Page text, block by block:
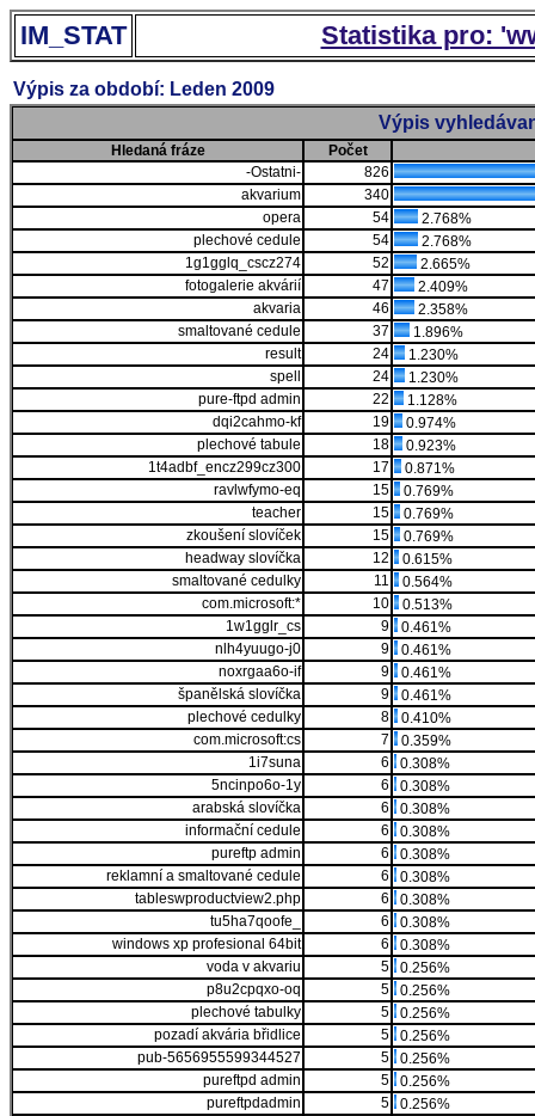
IM_STAT Statistika pro:
Výpis za období: Leden 2009
Výpis
Hledaná fráze
Počet
-Ostatni-
826
akvarium
340
opera
54
2.768%
plechové cedule
54
2.768%
1g1gglq_cscz274
52
2.665%
fotogalerie akvárií
47
2.409%
akvaria
46
2.358%
smaltované cedule
37
1.896%
result
24
1.230%
spell
24
1.230%
pure-ftpd admin
22
1.128%
dqi2cahmo-kf
19
0.974%
plechové tabule
18
0.923%
1t4adbf_encz299cz300
17
0.871%
ravlwfymo-eq
15
0.769%
teacher
15
0.769%
zkoušení slovíček
15
0.769%
headway slovíčka
12
0.615%
smaltované cedulky
11
0.564%
com.microsoft:*
10
0.513%
1w1gglr_cs
9
0.461%
nlh4yuugo-j0
9
0.461%
noxrgaa6o-if
9
0.461%
španělská slovíčka
9
0.461%
plechové cedulky
8
0.410%
com.microsoft:cs
7
0.359%
1i7suna
6
0.308%
5ncinpo6o-1y
6
0.308%
arabská slovíčka
6
0.308%
informační cedule
6
0.308%
pureftp admin
6
0.308%
reklamní a smaltované cedule
6
0.308%
tableswproductview2.php
6
0.308%
tu5ha7qoofe_
6
0.308%
windows xp profesional 64bit
6
0.308%
voda v akvariu
5
0.256%
p8u2cpqxo-oq
5
0.256%
plechové tabulky
5
0.256%
pozadí akvária břidlice
5
0.256%
pub-5656955599344527
5
0.256%
pureftpd admin
5
0.256%
pureftpdadmin
5
0.256%